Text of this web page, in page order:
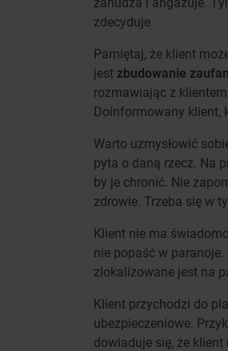
zdecyduje.
Pamiętaj, że klient
jest zbudowanie
rozmawiając z
Doinformowany klient,
Warto uzmysłowić
pyta o daną rzecz. Na
by je chronić. Nie
zdrowie. Trzeba się w
Klient nie ma
nie popaść w
zlokalizowane jest na
Klient przychodzi do
ubezpieczeniowe.
dowiaduje się, że